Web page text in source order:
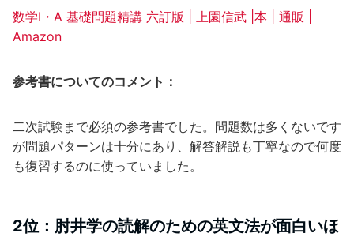
数学Ⅰ・A 基礎問題精講 六訂版 | 上園信武 |本 | 通販 |
Amazon
参考書についてのコメント：
二次試験まで必須の参考書でした。問題数は多くないです
が問題パターンは十分にあり、解答解説も丁寧なので何度
も復習するのに使っていました。
2位：肘井学の読解のための英文法が面白いほ